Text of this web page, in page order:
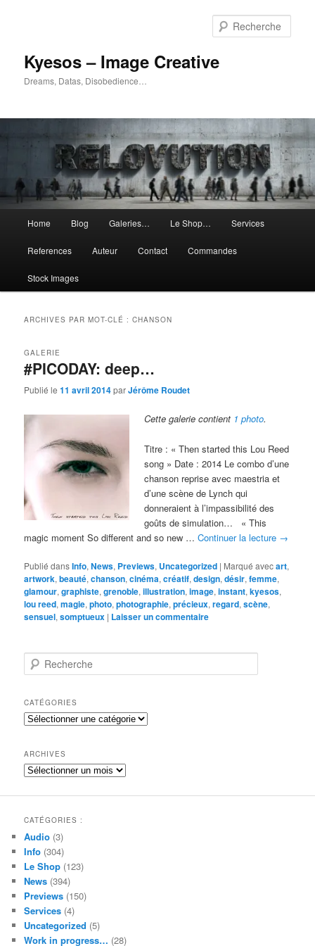
Kyesos – Image Creative
Dreams, Datas, Disobedience…
principal
Home Blog Galeries… Le Shop… Services
References Auteur Contact Commandes
Stock Images
ARCHIVES PAR MOT-CLÉ :CHANSON
#PICODAY: deep…
GALERIE
Publié le11 avril 2014parJérôme Roudet
Cette galerie contient 1 photo.
Titre : « Then started this Lou Reed
song » Date : 2014 Le combo d’une
chanson reprise avec maestria et
d’une scène de Lynch qui
donneraient à l’impassibilité des
goûts de simulation… « This
magic moment So different and so new …Continuer la lecture →
Publié dansInfo,News, Previews, Uncategorized | Marqué avecart,
artwork,beauté,chanson,cinéma,créatif,design,désir,femme,
glamour,graphiste,grenoble,illustration,image,instant,kyesos,
lou reed,magie,photo,photographie,précieux,regard,scène,
sensuel,somptueux | Laisser un commentaire
e
h
e
r
h
e
CATÉGORIES
Catégories
ARCHIVES
Archives
CATÉGORIES :
Audio (3)
Info (304)
Le Shop (123)
News (394)
Previews (150)
Services (4)
Uncategorized (5)
Work in progress… (28)